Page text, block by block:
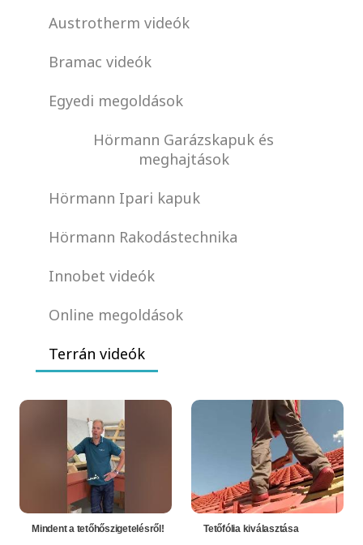
Austrotherm videók
Bramac videók
Egyedi megoldások
Hörmann Garázskapuk és
meghajtások
Hörmann Ipari kapuk
Hörmann Rakodástechnika
Innobet videók
Online megoldások
Terrán videók
Mindent a tetőhőszigetelésről! Tetőfólia kiválasztása